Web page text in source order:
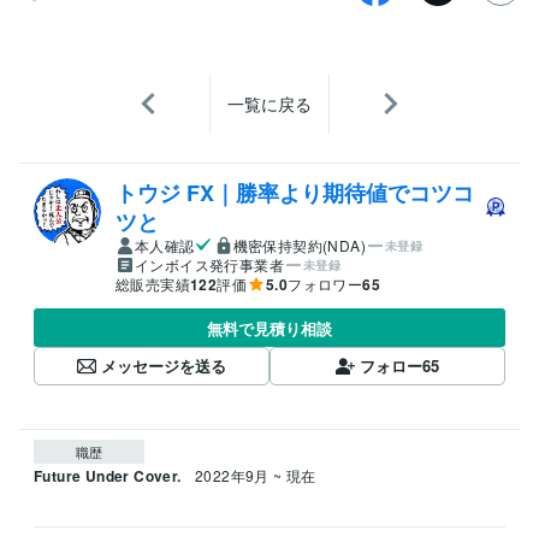
一覧に戻る
トウジ FX｜勝率より期待値でコツコ
ツと
本人確認 機密保持契約(NDA) 未登録
インボイス発行事業者 未登録
総販売実績122評価 5.0フォロワー65
無料で見積り相談
メッセージを送る
フォロー65
職歴
Future Under Cover. 2022年9月 ~ 現在